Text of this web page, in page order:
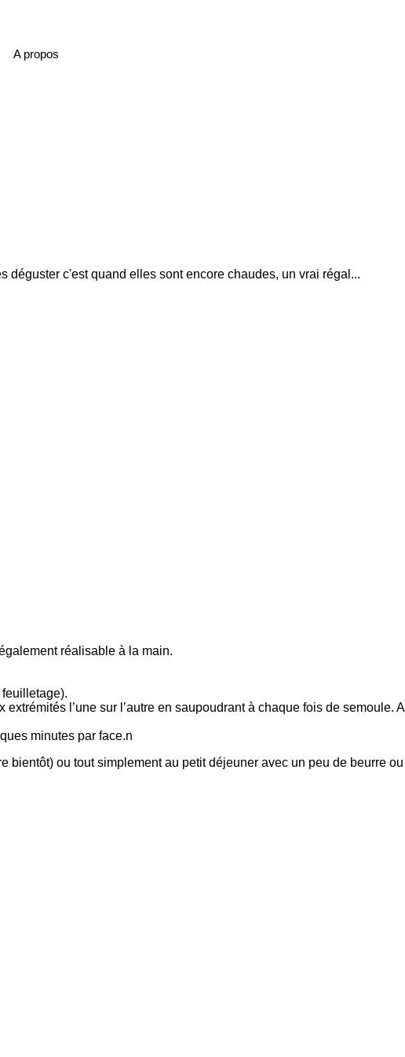
A propos
déguster c'est quand elles sont encore chaudes, un vrai régal...
réalisable à la main.
l’une sur l’autre en saupoudrant à chaque fois de semoule. A
minutes par face.n
ou tout simplement au petit déjeuner avec un peu de beurre ou